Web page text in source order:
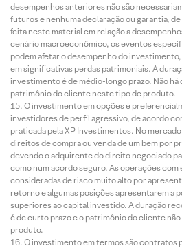
desempenhos anteriores não são
futuros e nenhuma declaração ou garantia,
feita neste material em relação a
cenário macroeconômico, os eventos
podem afetar o desempenho do
em significativas perdas patrimoniais. A
investimento é de médio-longo prazo. Não
patrimônio do cliente neste tipo de produto.
O investimento em opções é
investidores de perfil agressivo, de acordo
praticada pela XP Investimentos. No
direitos de compra ou venda de um bem por
devendo o adquirente do direito negociado
como num acordo seguro. As operações com
consideradas de risco muito alto por
retorno e algumas posições apresentarem a
superiores ao capital investido. A duração
é de curto prazo e o patrimônio do cliente
produto.
O investimento em termos são contratos